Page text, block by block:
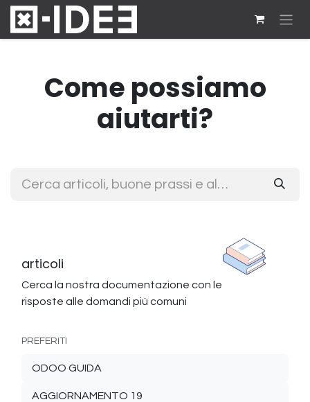
Passa al contenuto
Come possiamo
aiutarti?
articoli
Cerca la nostra documentazione con le
risposte alle domandi più comuni
PREFERITI
ODOO GUIDA
AGGIORNAMENTO 19